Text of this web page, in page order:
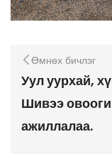
Өмнөх бичлэг
Уул уурхай,
Шивээ
ажиллалаа.